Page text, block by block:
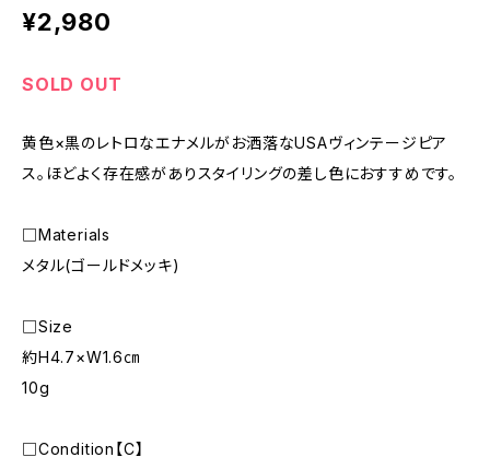
¥2,980
SOLD OUT
黄色×黒のレトロなエナメルがお洒落なUSAヴィンテージピア
ス。ほどよく存在感がありスタイリングの差し色におすすめです。
□Materials
メタル(ゴールドメッキ)
□Size
約H4.7×W1.6㎝
10g
□Condition【C】